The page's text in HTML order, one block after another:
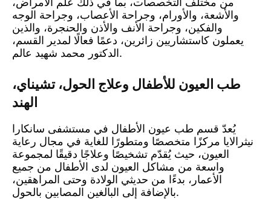
والأشعة، والأورام، وجراحة الأعصاب، وجراحة الوجه
والفكين، وجراحة الأنف والأذن والحنجرة، والذين
يعملون كاستشاريين زائرين، دعمًا فعالًا لمدير القسم،
الدكتور محمد شهيد عالم.
طب العيون للأطفال وعلاج الحول، تشيناي،
الهند
يُعدّ قسم طب عيون الأطفال في مستشفى سانكارا
نيثرالايا مركزًا متخصصًا ومتطورًا للغاية في مجال رعاية
العيون، حيث يُقدّم تشخيصًا وعلاجًا دقيقًا لمجموعة
واسعة من مشاكل العيون لدى الأطفال من جميع
الأعمار، بدءًا من حديثي الولادة وحتى المراهقين،
بالإضافة إلى البالغين المصابين بالحول.